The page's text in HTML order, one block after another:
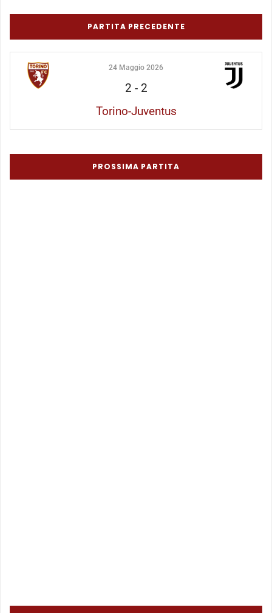
PARTITA PRECEDENTE
24 Maggio 2026
2 - 2
Torino-Juventus
PROSSIMA PARTITA